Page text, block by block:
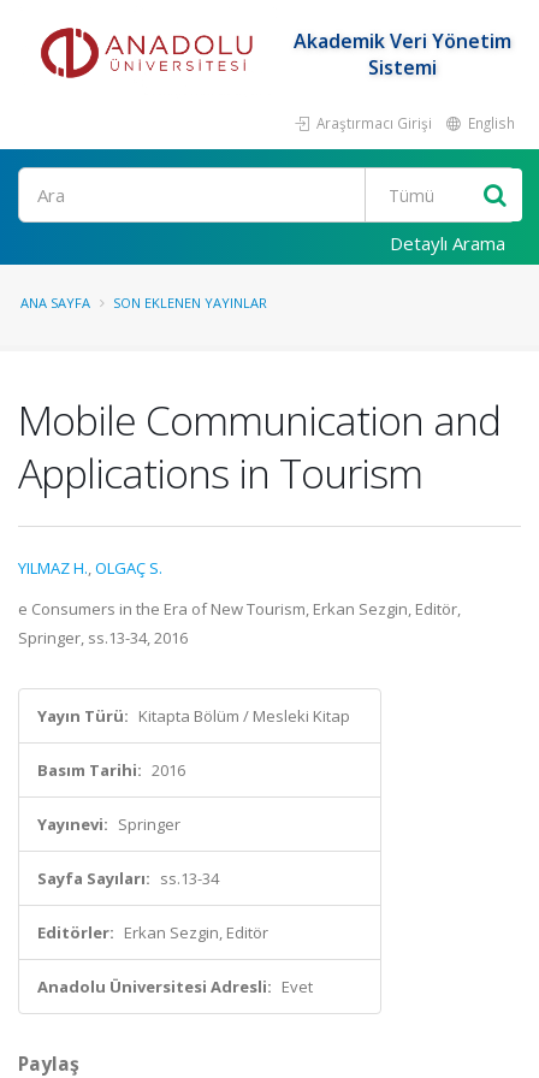
Akademik Veri Yönetim
Sistemi
Araştırmacı Girişi English
Ara
Detaylı Arama
ANA SAYFA SON EKLENEN YAYINLAR
Mobile Communication and
Applications in Tourism
YILMAZ H.,OLGAÇ S.
e Consumers in the Era of New Tourism, Erkan Sezgin, Editör,
Springer, ss.13-34, 2016
Yayın Türü: Kitapta Bölüm / Mesleki Kitap
Basım Tarihi: 2016
Yayınevi: Springer
Sayfa Sayıları: ss.13-34
Editörler: Erkan Sezgin, Editör
Anadolu Üniversitesi Adresli: Evet
Paylaş